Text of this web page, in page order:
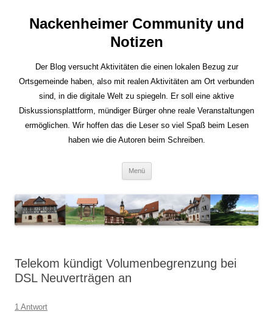
Nackenheimer Community und
Notizen
Der Blog versucht Aktivitäten die einen lokalen Bezug zur
Ortsgemeinde haben, also mit realen Aktivitäten am Ort verbunden
sind, in die digitale Welt zu spiegeln. Er soll eine aktive
Diskussionsplattform, mündiger Bürger ohne reale Veranstaltungen
ermöglichen. Wir hoffen das die Leser so viel Spaß beim Lesen
haben wie die Autoren beim Schreiben.
Menü
Telekom kündigt Volumenbegrenzung bei
DSL Neuverträgen an
1 Antwort